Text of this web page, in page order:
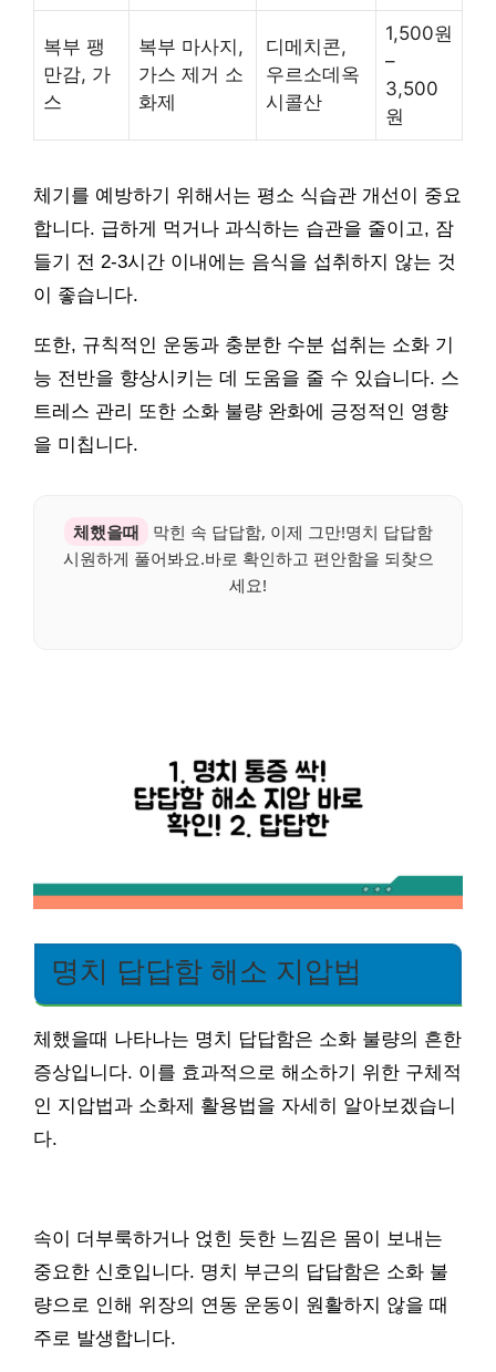
복부 팽
만감, 가
스
복부 마사지,
가스 제거 소
화제
디메치콘,
우르소데옥
시콜산
1,500원
–
3,500
원
체기를 예방하기 위해서는 평소 식습관 개선이 중요
합니다. 급하게 먹거나 과식하는 습관을 줄이고, 잠
들기 전 2-3시간 이내에는 음식을 섭취하지 않는 것
이 좋습니다.
또한, 규칙적인 운동과 충분한 수분 섭취는 소화 기
능 전반을 향상시키는 데 도움을 줄 수 있습니다. 스
트레스 관리 또한 소화 불량 완화에 긍정적인 영향
을 미칩니다.
체했을때
막힌 속 답답함, 이제 그만!명치 답답함
시원하게 풀어봐요.바로 확인하고 편안함을 되찾으
세요!
명치 답답함 해소 지압법
체했을때 나타나는 명치 답답함은 소화 불량의 흔한
증상입니다. 이를 효과적으로 해소하기 위한 구체적
인 지압법과 소화제 활용법을 자세히 알아보겠습니
다.
속이 더부룩하거나 얹힌 듯한 느낌은 몸이 보내는
중요한 신호입니다. 명치 부근의 답답함은 소화 불
량으로 인해 위장의 연동 운동이 원활하지 않을 때
주로 발생합니다.